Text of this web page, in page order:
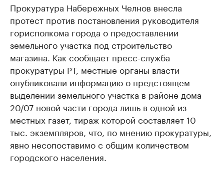
Прокуратура Набережных Челнов внесла
протест против постановления руководителя
горисполкома города о предоставлении
земельного участка под строительство
магазина. Как сообщает пресс-служба
прокуратуры РТ, местные органы власти
опубликовали информацию о предстоящем
выделении земельного участка в районе дома
20/07 новой части города лишь в одной из
местных газет, тираж которой составляет 10
тыс. экземпляров, что, по мнению прокуратуры,
явно несопоставимо с общим количеством
городского населения.